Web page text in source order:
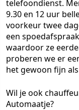
telefoondienst.
9.30 en 12 uur
voorkeur twee
een
waardoor ze
proberen we er
het gewoon fijn
Wil je ook
Automaatje?